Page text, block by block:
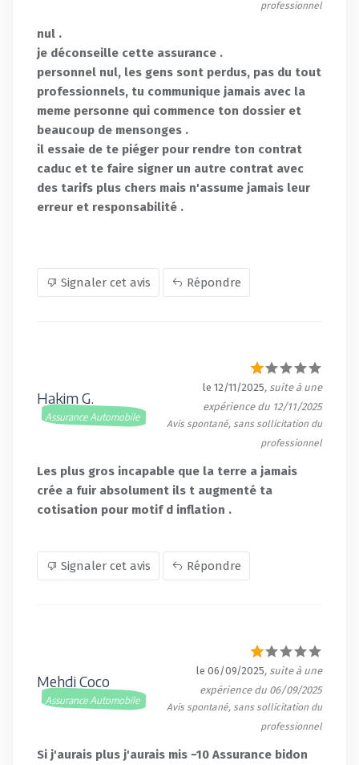
professionnel
nul .
je déconseille cette assurance .
personnel nul, les gens sont perdus, pas du tout
professionnels, tu communique jamais avec la
meme personne qui commence ton dossier et
beaucoup de mensonges .
il essaie de te piéger pour rendre ton contrat
caduc et te faire signer un autre contrat avec
des tarifs plus chers mais n'assume jamais leur
erreur et responsabilité .
Signaler cet avis Répondre
Hakim G.
Assurance Automobile
le 12/11/2025, suite à une
expérience du 12/11/2025
Avis spontané, sans sollicitation du
professionnel
Les plus gros incapable que la terre a jamais
crée a fuir absolument ils t augmenté ta
cotisation pour motif d inflation .
Signaler cet avis Répondre
Mehdi Coco
Assurance Automobile
le 06/09/2025, suite à une
expérience du 06/09/2025
Avis spontané, sans sollicitation du
professionnel
Si j'aurais plus j'aurais mis −10 Assurance bidon